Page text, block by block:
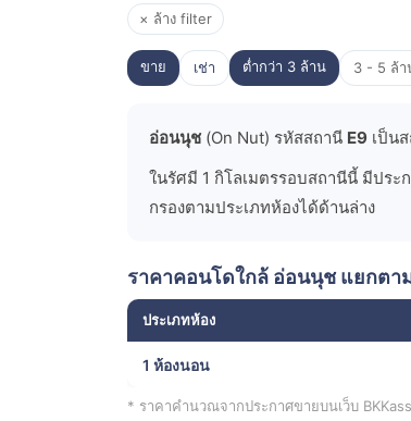
× ล้าง filter
ขาย เช่า ต่ำกว่า 3 ล้าน 3 - 5 ล้า
อ่อนนุช(On Nut) รหัสสถานี E9 เป็น
ในรัศมี 1 กิโลเมตรรอบสถานีนี้ มีประ
กรองตามประเภทห้องได้ด้านล่าง
ราคาคอนโดใกล้ อ่อนนุช แยกตา
ประเภทห้อง
1 ห้องนอน
* ราคาคำนวณจากประกาศขายบนเว็บ